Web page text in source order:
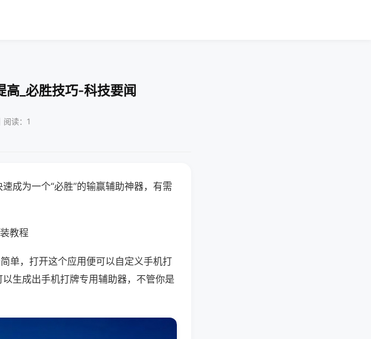
_必胜技巧-科技要闻
读：1
成为一个“必胜”的输赢辅助神器，有需
教程
单，打开这个应用便可以自定义手机打
生成出手机打牌专用辅助器，不管你是